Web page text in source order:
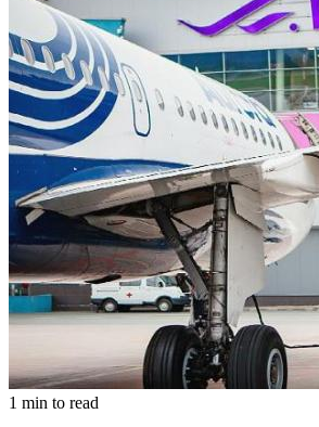
1 min to read